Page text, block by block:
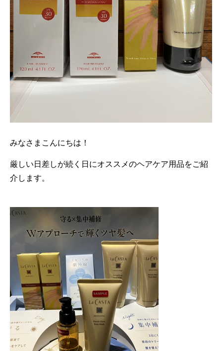
みなさまこんにちは！
厳しい日差しが続く日にオススメのヘアケア用品をご紹
介します。